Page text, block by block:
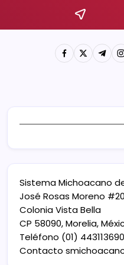
Sistema Michoacano
José Rosas Moreno
Colonia Vista Bella
CP 58090, Morelia,
Teléfono (01)
Contacto